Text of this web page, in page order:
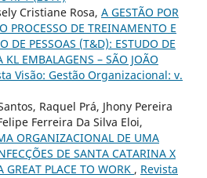
Cristiane Rosa, A GESTÃO POR
PROCESSO DE TREINAMENTO E
DE PESSOAS (T&D): ESTUDO DE
KL EMBALAGENS – SÃO JOÃO
Visão: Gestão Organizacional: v.
Raquel Prá, Jhony Pereira
Ferreira Da Silva Eloi,
ORGANIZACIONAL DE UMA
DE SANTA CATARINA X
PLACE TO WORK , Revista